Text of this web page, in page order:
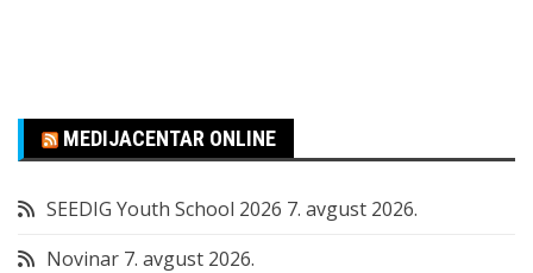
MEDIJACENTAR ONLINE
SEEDIG Youth School 2026 7. avgust 2026.
Novinar 7. avgust 2026.